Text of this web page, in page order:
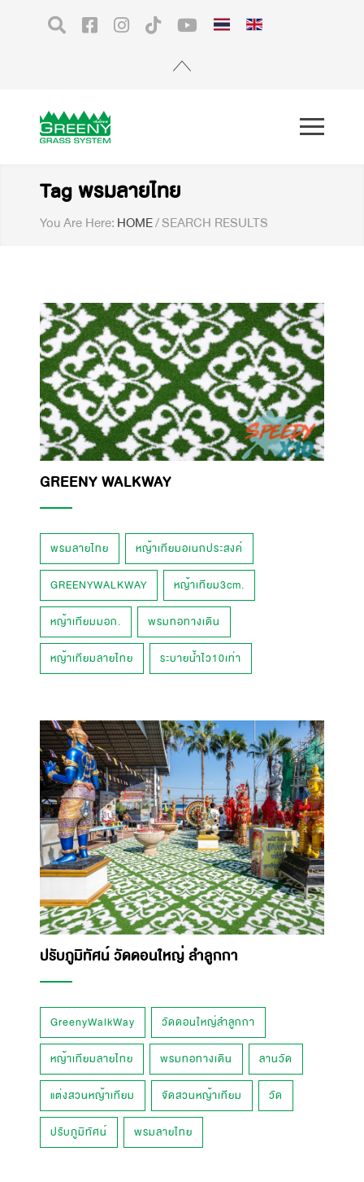
Tag พรมลายไทย
You Are Here: HOME/SEARCH RESULTS
GREENY WALKWAY
พรมลายไทย หญ้าเทียมอเนกประสงค์
GREENYWALKWAY หญ้าเทียม3cm.
หญ้าเทียมมอก. พรมทอทางเดิน
หญ้าเทียมลายไทย ระบายน้ำไว10เท่า
ปรับภูมิทัศน์ วัดดอนใหญ่ ลำลูกกา
GreenyWalkWay วัดดอนใหญ่ลำลูกกา
หญ้าเทียมลายไทย พรมทอทางเดิน ลานวัด
แต่งสวนหญ้าเทียม จัดสวนหญ้าเทียม วัด
ปรับภูมิทัศน์ พรมลายไทย